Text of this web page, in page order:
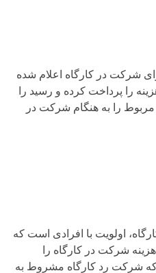
شرکت در کارگاه اعلام شده
را پرداخت کرده و رسید را
مربوط را به هنگام شرکت در
اولویت با افرادی است که
شرکت در کارگاه را
که شرکت رد کارگاه مشروط به